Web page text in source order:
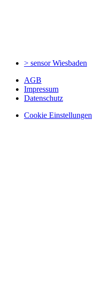
> sensorWiesbaden
AGB
Impressum
Datenschutz
Cookie Einstellungen